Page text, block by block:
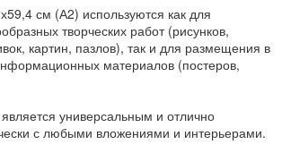
см (А2) используются как для
творческих работ (рисунков,
картин, пазлов), так и для размещения в
материалов (постеров,
универсальным и отлично
с любыми вложениями и интерьерами.